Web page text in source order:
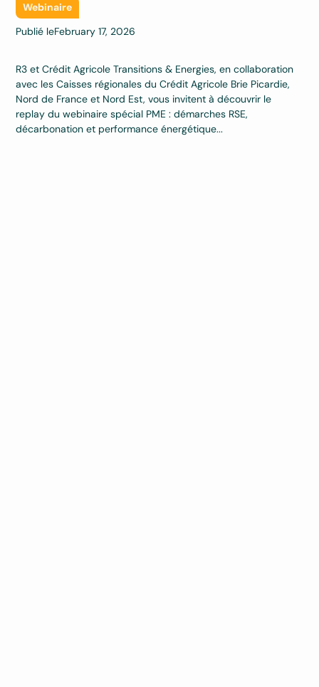
Webinaire
Publié leFebruary 17, 2026
R3 et Crédit Agricole Transitions & Energies, en collaboration
avec les Caisses régionales du Crédit Agricole Brie Picardie,
Nord de France et Nord Est, vous invitent à découvrir le
replay du webinaire spécial PME : démarches RSE,
décarbonation et performance énergétique...